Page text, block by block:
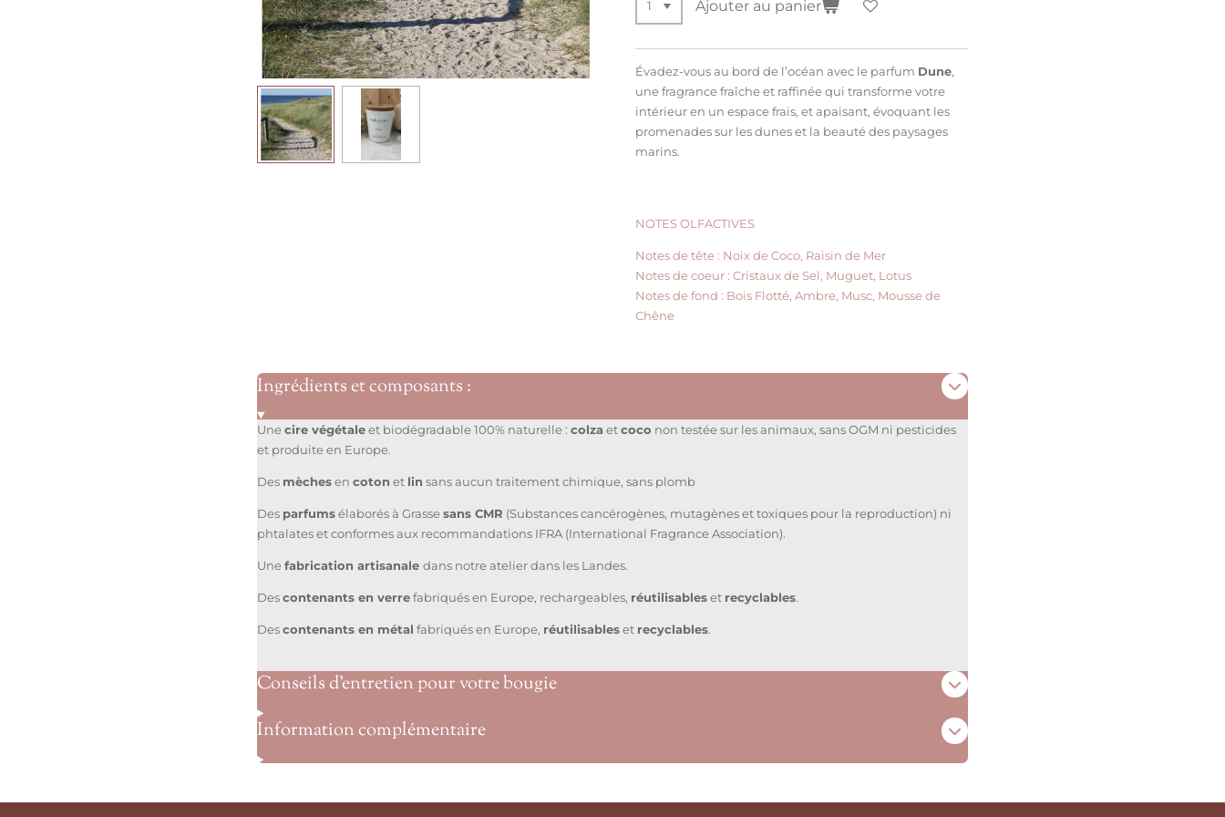
Ajouter au panier
Évadez-vous au bord de l’océan avec le parfum Dune,
une fragrance fraîche et raffinée qui transforme votre
intérieur en un espace frais, et apaisant, évoquant les
promenades sur les dunes et la beauté des paysages
marins.
NOTES OLFACTIVES
Notes de tête : Noix de Coco, Raisin de Mer
Notes de coeur : Cristaux de Sel, Muguet, Lotus
Notes de fond : Bois Flotté, Ambre, Musc, Mousse de
Chêne
Ingrédients et composants :
Unecire végétaleet biodégradable 100% naturelle : colza etcoco non testée sur les animaux, sans OGM ni pesticides
et produite en Europe.
Des mèchesen coton et lin sans aucun traitement chimique, sans plomb
Des parfumsélaborés à Grassesans CMR (Substances cancérogènes, mutagènes et toxiques pour la reproduction) ni
phtalates et conformes aux recommandations IFRA (International Fragrance Association).
Unefabrication artisanale dans notre atelier dans les Landes.
Descontenants en verrefabriqués en Europe, rechargeables, réutilisableset recyclables.
Descontenants en métal fabriqués en Europe, réutilisableset recyclables.
Conseils d’entretien pour votre bougie
Information complémentaire